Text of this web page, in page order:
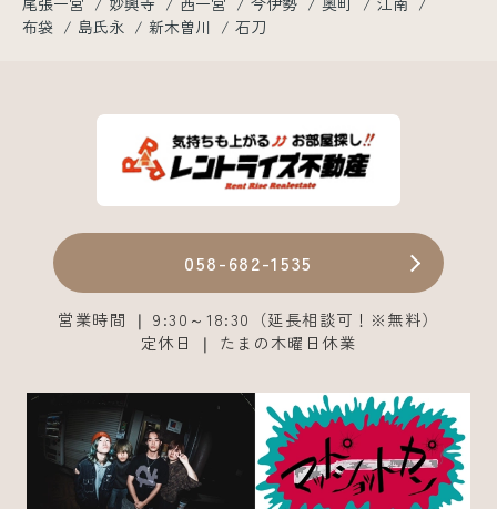
布袋
島氏永 新木曽川 石刀
058-682-1535
営業時間 ❘ 9:30～18:30（延長相談可！※無料）
定休日 ❘ たまの木曜日休業